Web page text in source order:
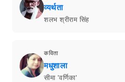
व्यर्थता
शलभ श्रीराम सिंह
कविता
मधुशाला
सीमा 'वर्णिका'